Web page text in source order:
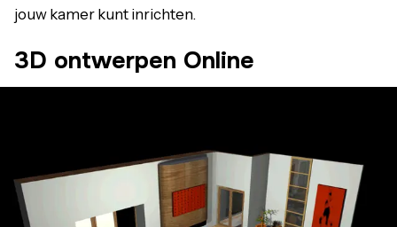
jouw kamer kunt inrichten.
3D ontwerpen Online